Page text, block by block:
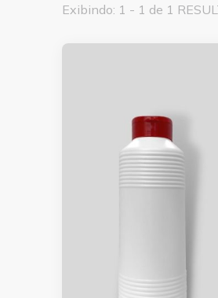
Exibindo: 1 - 1 de 1